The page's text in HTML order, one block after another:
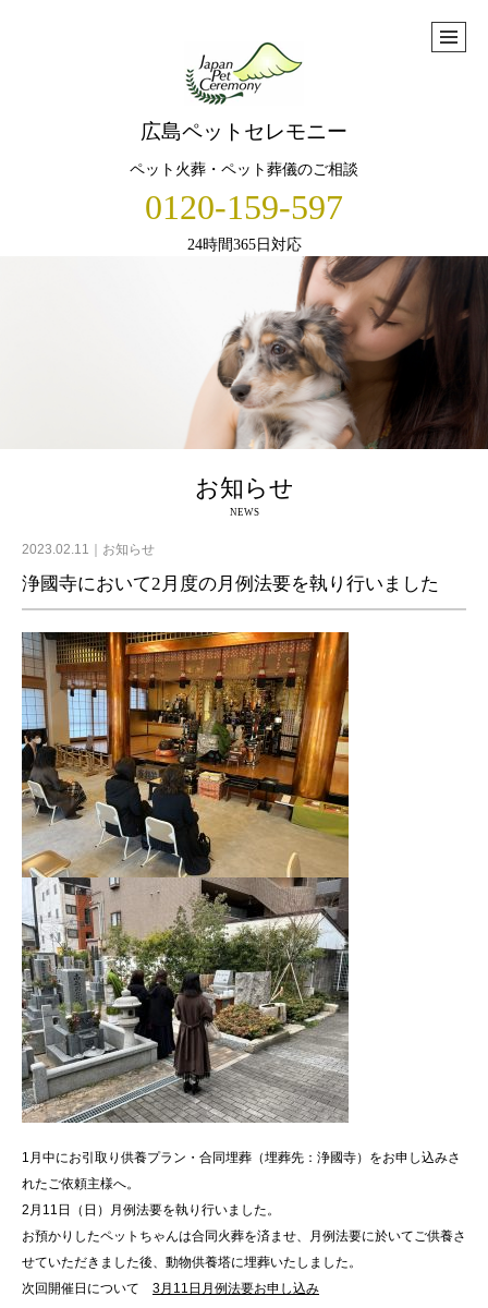
広島ペットセレモニー
ペット火葬・ペット葬儀のご相談
0120-159-597
24時間365日対応
お知らせ
NEWS
2023.02.11 お知らせ
浄國寺において2月度の月例法要を執り行いました
1月中にお引取り供養プラン・合同埋葬（埋葬先：浄國寺）をお申し込みさ
れたご依頼主様へ。
2月11日（日）月例法要を執り行いました。
お預かりしたペットちゃんは合同火葬を済ませ、月例法要に於いてご供養さ
せていただきました後、動物供養塔に埋葬いたしました。
次回開催日について 3月11日月例法要お申し込み